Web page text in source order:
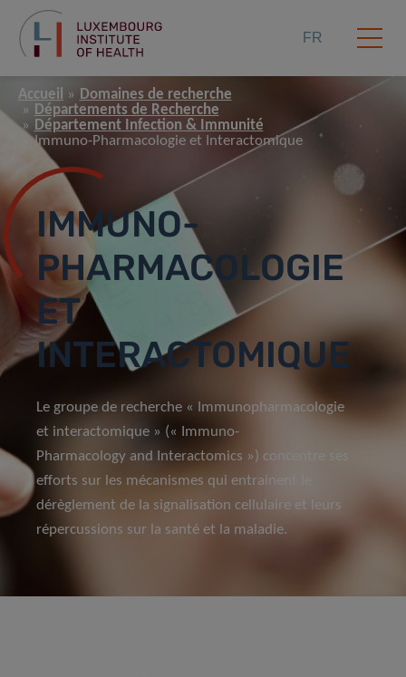
FR
Accueil
Domaines de recherche
Départements de Recherche
Département Infection & Immunité
Immuno-Pharmacologie et Interactomique
IMMUNO-
PHARMACOLOGIE
ET
INTERACTOMIQUE
Le groupe de recherche « Immunopharmacologie
et interactomique » (« Immuno-
Pharmacology and Interactomics ») concentre ses
efforts sur les mécanismes qui entrainent le
dérèglement de la signalisation cellulaire et leurs
répercussions sur la santé et la maladie.